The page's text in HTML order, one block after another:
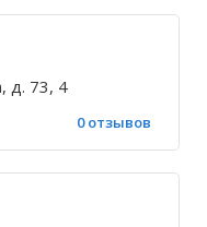
д. 73, 4
0 отзывов